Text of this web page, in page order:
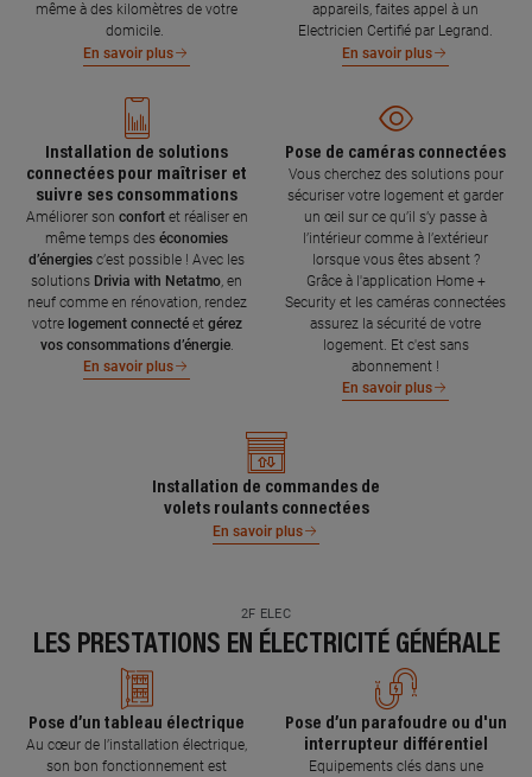
même à des kilomètres de votre
domicile.
En savoir plus
appareils, faites appel à un
Electricien Certifié par Legrand.
En savoir plus
Installation de solutions
connectées pour maîtriser et
suivre ses consommations
Améliorer son confort et réaliser en
même temps des économies
d’énergies c’est possible ! Avec les
solutions Drivia with Netatmo , en
neuf comme en rénovation, rendez
votre logement connecté et gérez
vos consommations d’énergie.
En savoir plus
Pose de caméras connectées
Vous cherchez des solutions pour
sécuriser votre logement et garder
un œil sur ce qu’il s’y passe à
l’intérieur comme à l’extérieur
lorsque vous êtes absent ?
Grâce à l'application Home +
Security et les caméras connectées
assurez la sécurité de votre
logement. Et c'est sans
abonnement !
En savoir plus
Installation de commandes de
volets roulants connectées
En savoir plus
2F ELEC
LES PRESTATIONS EN ÉLECTRICITÉ GÉNÉRALE
Pose d’un tableau électrique
Au cœur de l’installation électrique,
son bon fonctionnement est
Pose d’un parafoudre ou d'un
interrupteur différentiel
Equipements clés dans une